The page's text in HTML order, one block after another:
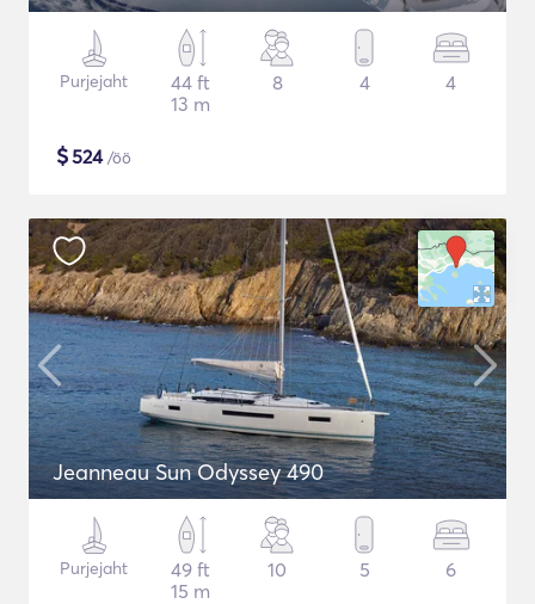
Purjejaht
44 ft
13 m
8 4 4
$524/öö
Jeanneau Sun Odyssey 490
Purjejaht
49 ft
15 m
10 5 6